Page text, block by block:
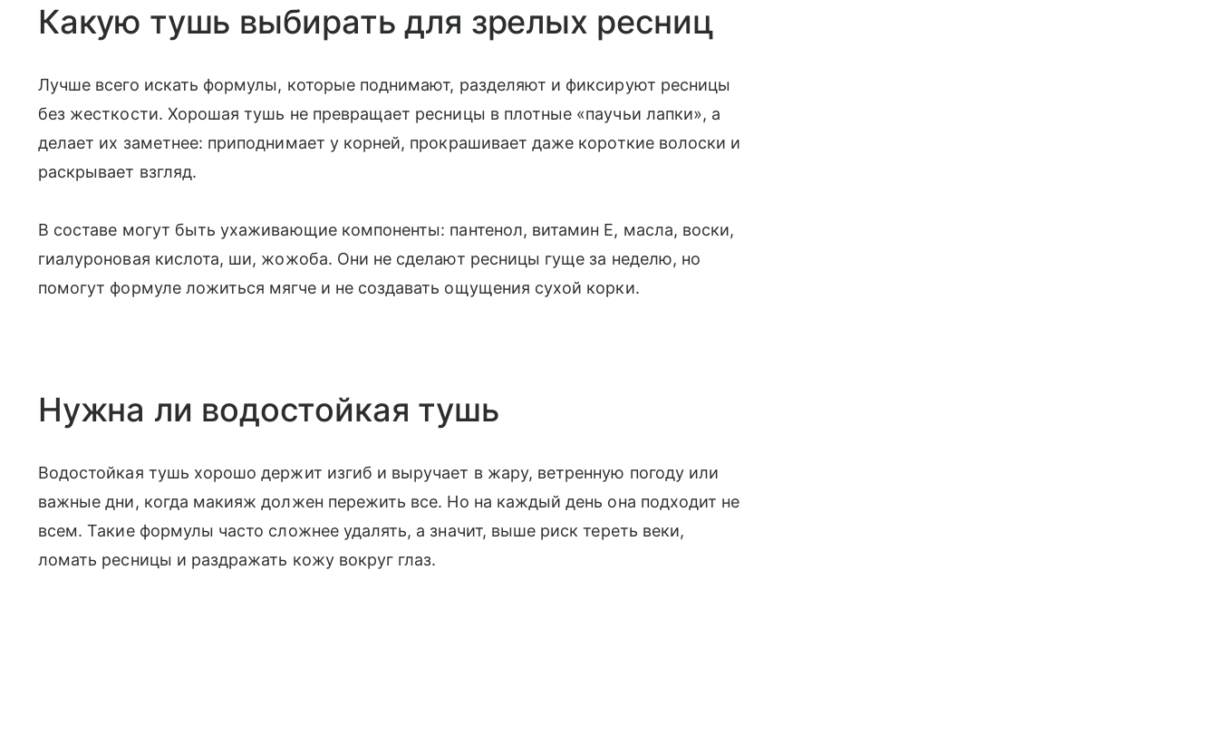
Какую тушь выбирать для зрелых ресниц
Лучше всего искать формулы, которые поднимают, разделяют и фиксируют ресницы
без жесткости. Хорошая тушь не превращает ресницы в плотные «паучьи лапки», а
делает их заметнее: приподнимает у корней, прокрашивает даже короткие волоски и
раскрывает взгляд.
В составе могут быть ухаживающие компоненты: пантенол, витамин Е, масла, воски,
гиалуроновая кислота, ши, жожоба. Они не сделают ресницы гуще за неделю, но
помогут формуле ложиться мягче и не создавать ощущения сухой корки.
Нужна ли водостойкая тушь
Водостойкая тушь хорошо держит изгиб и выручает в жару, ветренную погоду или
важные дни, когда макияж должен пережить все. Но на каждый день она подходит не
всем. Такие формулы часто сложнее удалять, а значит, выше риск тереть веки,
ломать ресницы и раздражать кожу вокруг глаз.